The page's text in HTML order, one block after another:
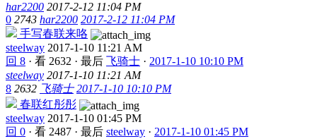
har2200 2017-2-12 11:04 PM
0 2743 har2200 2017-2-12 11:04 PM
手写春联来咯
steelway 2017-1-10 11:21 AM
回 8 · 看 2632 · 最后 飞骑士 · 2017-1-10 10:10 PM
steelway 2017-1-10 11:21 AM
8 2632 飞骑士 2017-1-10 10:10 PM
春联红彤彤
steelway 2017-1-10 01:45 PM
回 0 · 看 2487 · 最后 steelway · 2017-1-10 01:45 PM